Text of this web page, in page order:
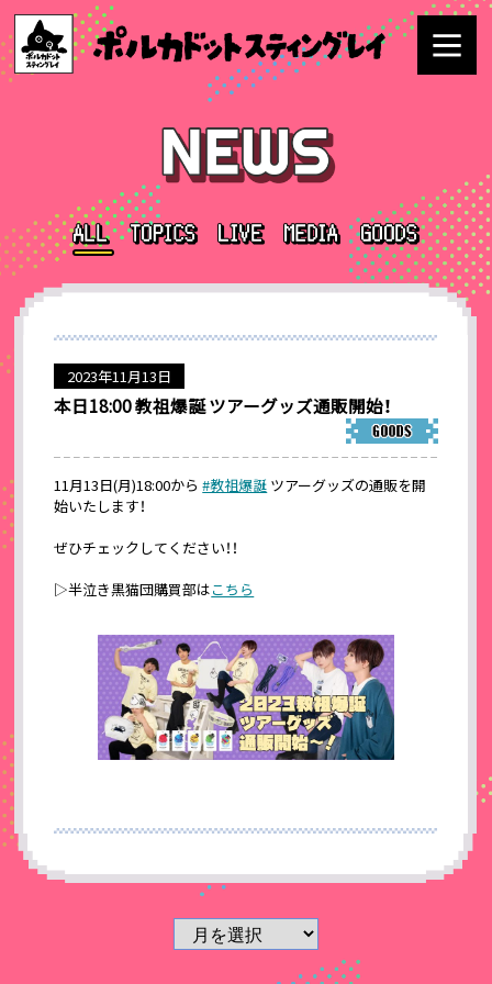
2023年11月13日
本日18:00 教祖爆誕 ツアーグッズ通販開始！
11月13日(月)18:00から#教祖爆誕 ツアーグッズの通販を開
始いたします！
ぜひチェックしてください！！
▷半泣き黒猫団購買部はこちら